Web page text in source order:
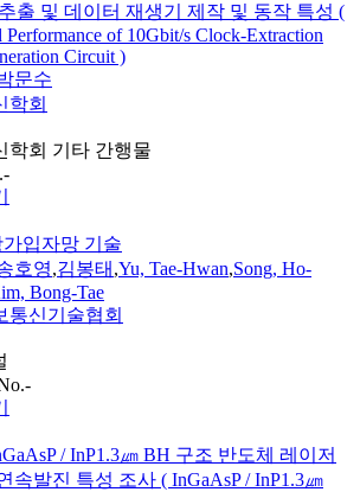
출 및 데이터 재생기 제작 및 동작 특성 (
Performance of 10Gbit/s Clock-Extraction
Circuit )
문수
학회
학회 기타 간행물
입자망 기술
호영,김봉태 ,Yu, Tae-Hwan,Song, Ho-
Bong-Tae
통신기술협회
/ InP1.3㎛ BH 구조 반도체 레이저
속발진 특성 조사 ( InGaAsP / InP1.3㎛